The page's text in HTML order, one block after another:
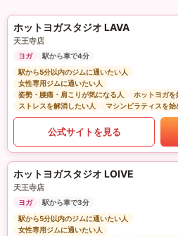
ホットヨガスタジオ LAVA
天王寺店
ヨガ
駅から車で4分
駅から5分以内のジムに通いたい人
女性専用ジムに通いたい人
姿勢・腰痛・肩こりが気になる人
ホットヨガを
ストレスを解消したい人
マシンピラティスを始
公式サイトを見る
ホットヨガスタジオ LOIVE
天王寺店
ヨガ
駅から車で3分
駅から5分以内のジムに通いたい人
女性専用ジムに通いたい人